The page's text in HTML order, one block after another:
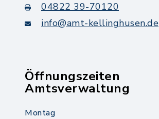
04822 39-70120
info@amt-kellinghusen.de
Öffnungszeiten
Amtsverwaltung
Montag